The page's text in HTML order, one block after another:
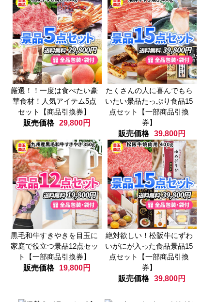
厳選！！一度は食べたい豪
華食材！人気アイテム5点
セット【商品引換券】
販売価格 29,800円
たくさんの人に喜んでもら
いたい景品たっぷり食品15
点セット【一部商品引換
券】
販売価格 39,800円
黒毛和牛すきやきを目玉に
家庭で役立つ景品12点セッ
ト【一部商品引換券】
販売価格
19,800円
絶対欲しい！松阪牛にずわ
いがにが入った食品景品15
点セット【一部商品引換
券】
販売価格 39,800円